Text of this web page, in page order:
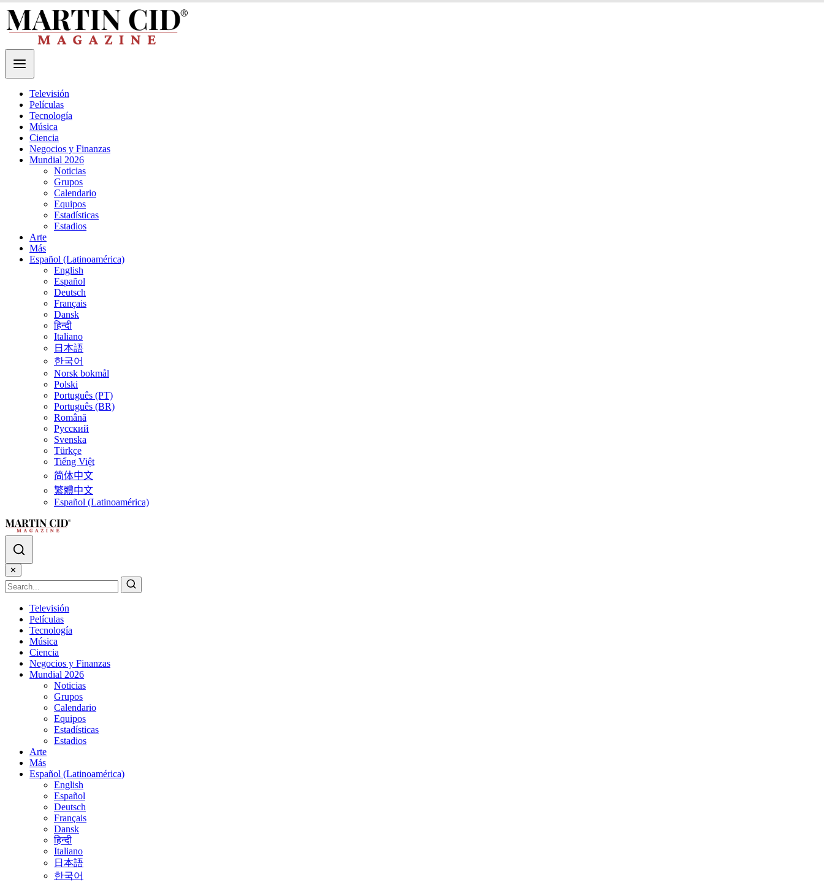
Televisión
Películas
Tecnología
Música
Ciencia
Negocios y Finanzas
Mundial 2026
Noticias
Grupos
Calendario
Equipos
Estadísticas
Estadios
Arte
Más
Español (Latinoamérica)
English
Español
Deutsch
Français
Dansk
हिन्दी
Italiano
日本語
한국어
Norsk bokmål
Polski
Português (PT)
Português (BR)
Română
Русский
Svenska
Türkçe
Tiếng Việt
简体中文
繁體中文
Español (Latinoamérica)
✕
Televisión
Películas
Tecnología
Música
Ciencia
Negocios y Finanzas
Mundial 2026
Noticias
Grupos
Calendario
Equipos
Estadísticas
Estadios
Arte
Más
Español (Latinoamérica)
English
Español
Deutsch
Français
Dansk
हिन्दी
Italiano
日本語
한국어